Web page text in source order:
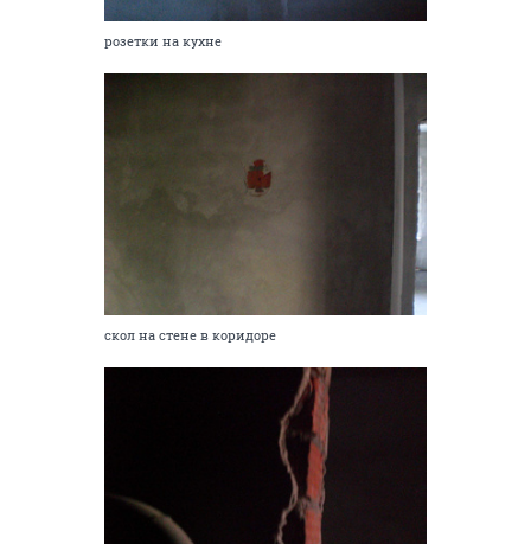
розетки на кухне
скол на стене в коридоре